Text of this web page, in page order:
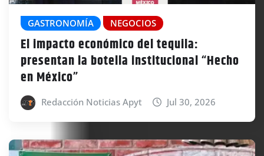
GASTRONOMÍA NEGOCIOS
El impacto económico del tequila:
presentan la botella institucional “Hecho
en México”
Redacción Noticias Apyt Jul 30, 2026